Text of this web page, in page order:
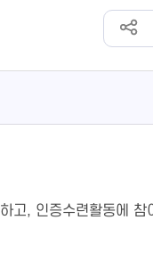
고, 인증수련활동에 참